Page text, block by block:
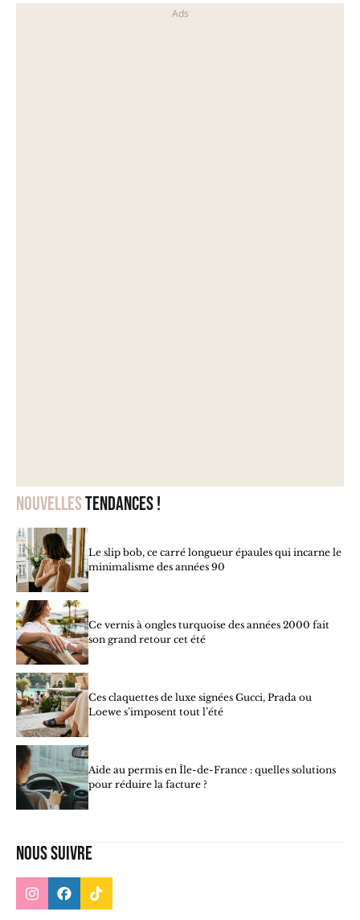
Nouvellestendances !
Le slip bob, ce carré longueur épaules qui incarne le
minimalisme des années 90
Ce vernis à ongles turquoise des années 2000 fait
son grand retour cet été
Ces claquettes de luxe signées Gucci, Prada ou
Loewe s’imposent tout l’été
Aide au permis en Île-de-France : quelles solutions
pour réduire la facture ?
Nous suivre